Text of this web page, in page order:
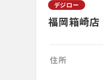
デジロー
福岡箱崎店
住所